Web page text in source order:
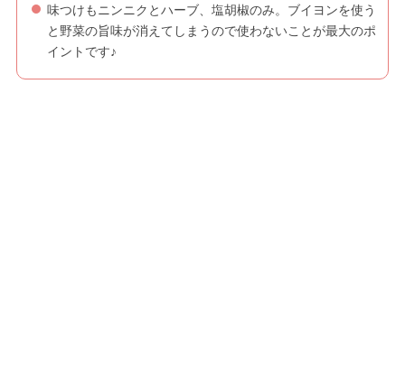
味つけもニンニクとハーブ、塩胡椒のみ。ブイヨンを使う
と野菜の旨味が消えてしまうので使わないことが最大のポ
イントです♪